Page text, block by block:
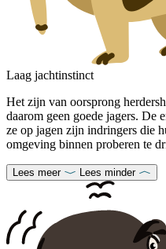
Laag jachtinstinct
Het zijn van oorsprong
daarom geen goede jagers. De
ze op jagen zijn indringers die
omgeving binnen proberen te
Lees meer Lees minder